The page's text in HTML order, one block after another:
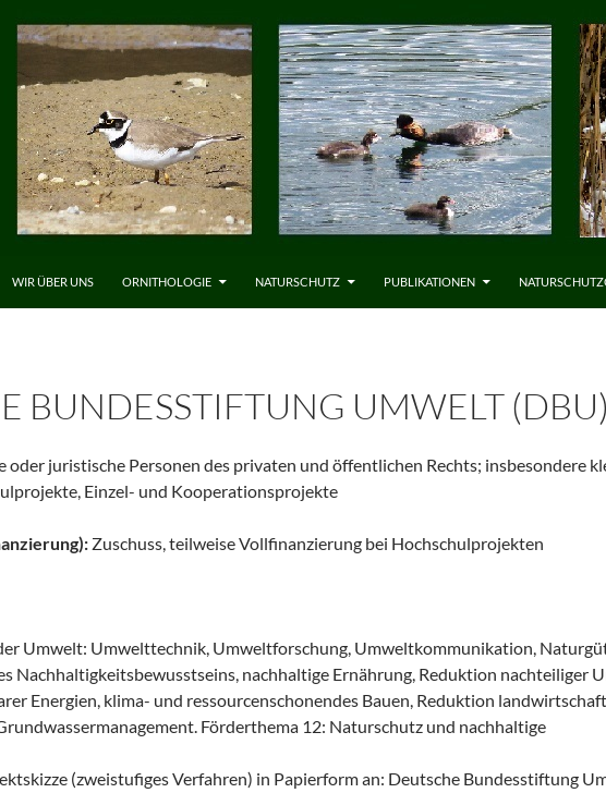
WIR ÜBER UNS ORNITHOLOGIE NATURSCHUTZ PUBLIKATIONEN
BUNDESSTIFTUNG UMWELT (DBU)
oder juristische Personen des privaten und öffentlichen Rechts; insbesondere
Einzel- und Kooperationsprojekte
Zuschuss, teilweise Vollfinanzierung bei Hochschulprojekten
Umwelt: Umwelttechnik, Umweltforschung, Umweltkommunikation,
Nachhaltigkeitsbewusstseins, nachhaltige Ernährung, Reduktion nachteiliger
Energien, klima- und ressourcenschonendes Bauen, Reduktion
Förderthema 12: Naturschutz und nachhaltige
(zweistufiges Verfahren) in Papierform an: Deutsche Bundesstiftung